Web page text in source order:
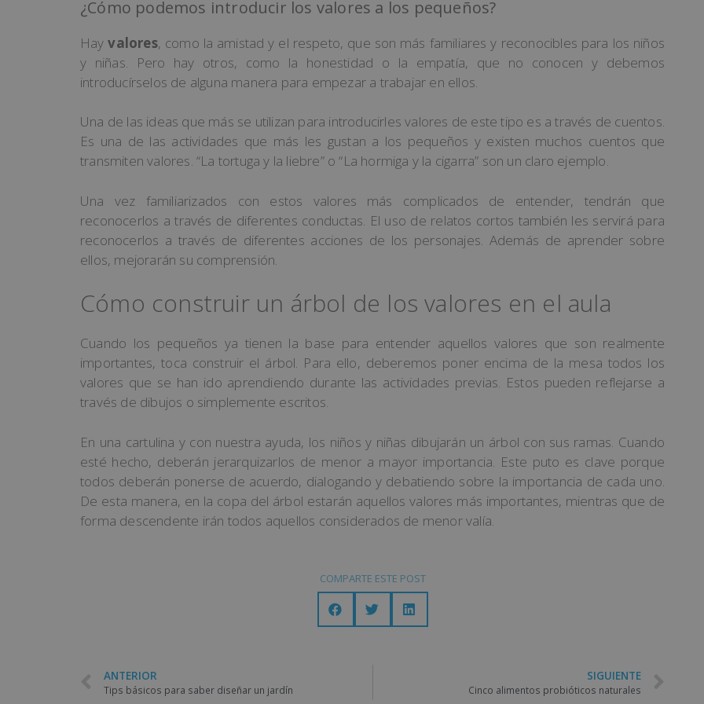
¿Cómo podemos introducir los valores a los pequeños?
Hay valores, como la amistad y el respeto, que son más familiares y reconocibles para los niños
y niñas. Pero hay otros, como la honestidad o la empatía, que no conocen y debemos
introducírselos de alguna manera para empezar a trabajar en ellos.
Una de las ideas que más se utilizan para introducirles valores de este tipo es a través de cuentos.
Es una de las actividades que más les gustan a los pequeños y existen muchos cuentos que
transmiten valores. “La tortuga y la liebre” o “La hormiga y la cigarra” son un claro ejemplo.
Una vez familiarizados con estos valores más complicados de entender, tendrán que
reconocerlos a través de diferentes conductas. El uso de relatos cortos también les servirá para
reconocerlos a través de diferentes acciones de los personajes. Además de aprender sobre
ellos, mejorarán su comprensión.
Cómo construir un árbol de los valores en el aula
Cuando los pequeños ya tienen la base para entender aquellos valores que son realmente
importantes, toca construir el árbol. Para ello, deberemos poner encima de la mesa todos los
valores que se han ido aprendiendo durante las actividades previas. Estos pueden reflejarse a
través de dibujos o simplemente escritos.
En una cartulina y con nuestra ayuda, los niños y niñas dibujarán un árbol con sus ramas. Cuando
esté hecho, deberán jerarquizarlos de menor a mayor importancia. Este puto es clave porque
todos deberán ponerse de acuerdo, dialogando y debatiendo sobre la importancia de cada uno.
De esta manera, en la copa del árbol estarán aquellos valores más importantes, mientras que de
forma descendente irán todos aquellos considerados de menor valía.
COMPARTE ESTE POST
ANTERIOR
Tips básicos para saber diseñar un jardín
SIGUIENTE
Cinco alimentos probióticos naturales